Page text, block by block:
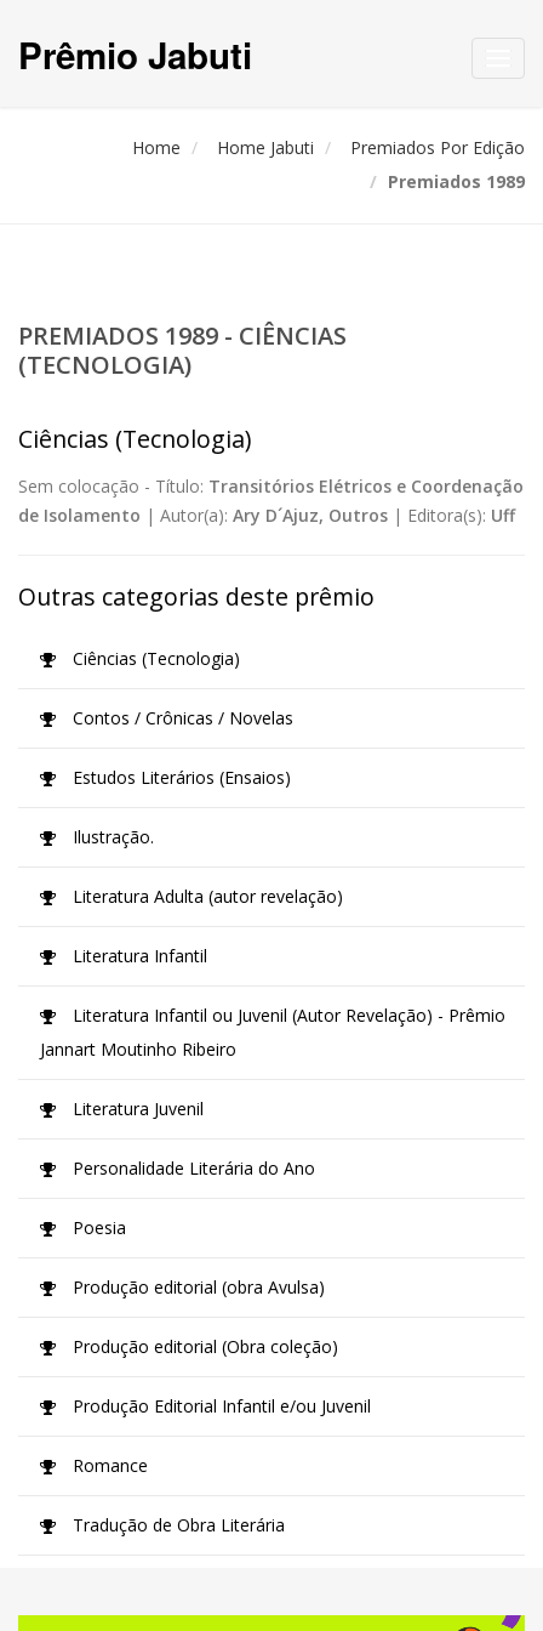
Prêmio Jabuti
Home Home Jabuti
Premiados Por Edição
Premiados 1989
PREMIADOS 1989 - CIÊNCIAS
(TECNOLOGIA)
Ciências (Tecnologia)
Sem colocação - Título: Transitórios Elétricos e Coordenação
de Isolamento | Autor(a): Ary D´Ajuz, Outros | Editora(s): Uff
Outras categorias deste prêmio
Ciências (Tecnologia)
Contos / Crônicas / Novelas
Estudos Literários (Ensaios)
Ilustração.
Literatura Adulta (autor revelação)
Literatura Infantil
Literatura Infantil ou Juvenil (Autor Revelação) - Prêmio
Jannart Moutinho Ribeiro
Literatura Juvenil
Personalidade Literária do Ano
Poesia
Produção editorial (obra Avulsa)
Produção editorial (Obra coleção)
Produção Editorial Infantil e/ou Juvenil
Romance
Tradução de Obra Literária